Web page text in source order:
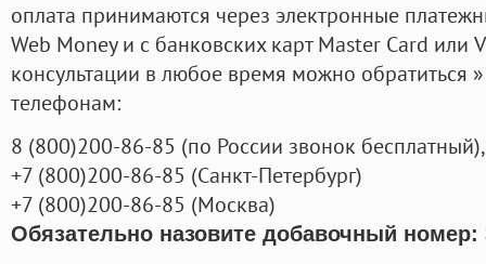
оплата принимаются через электронные
Web Money и с банковских карт Master Card или
консультации в любое время можно обратиться
телефонам:
8 (800)200-86-85 (по России звонок бесплатный),
+7 (800)200-86-85 (Санкт-Петербург)
+7 (800)200-86-85 (Москва)
Обязательно назовите добавочный номер: